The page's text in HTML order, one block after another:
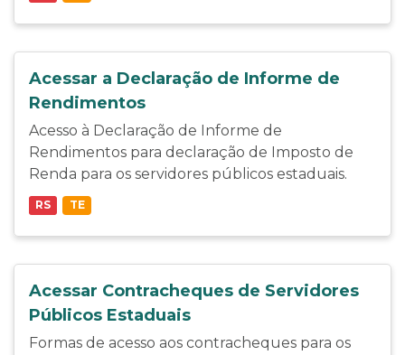
Acessar a Declaração de Informe de
Rendimentos
Acesso à Declaração de Informe de
Rendimentos para declaração de Imposto de
Renda para os servidores públicos estaduais.
RS TE
Acessar Contracheques de Servidores
Públicos Estaduais
Formas de acesso aos contracheques para os